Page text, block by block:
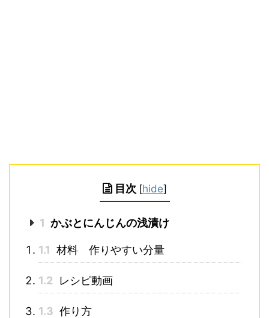
目次 [hide]
1 かぶとにんじんの浅漬け
1.1 材料 作りやすい分量
1.2 レシピ動画
1.3 作り方